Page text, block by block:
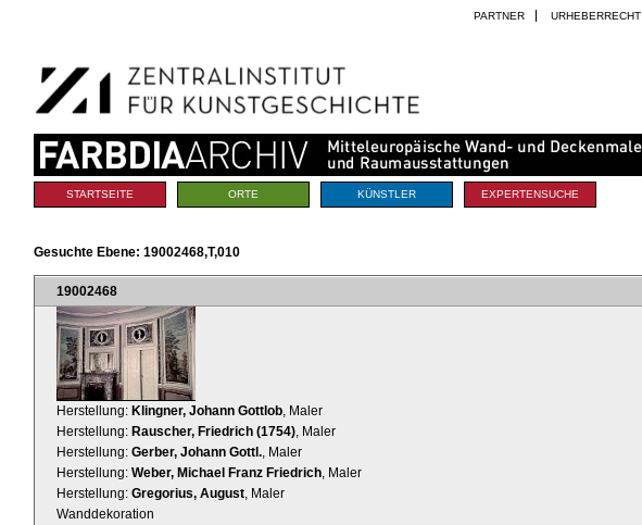
Navigation
PARTNER URHEBERRECHT
Sektionen
STARTSEITE ORTE KÜNSTLER EXPERTENSUCHE
Gesuchte Ebene: 19002468,T,010
19002468
Herstellung: Klingner, Johann Gottlob , Maler
Herstellung: Rauscher, Friedrich (1754) , Maler
Herstellung: Gerber, Johann Gottl. , Maler
Herstellung: Weber, Michael Franz Friedrich , Maler
Herstellung: Gregorius, August , Maler
Wanddekoration